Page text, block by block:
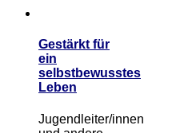
Gestärkt für
ein
selbstbewusstes
Leben
Jugendleiter/innen